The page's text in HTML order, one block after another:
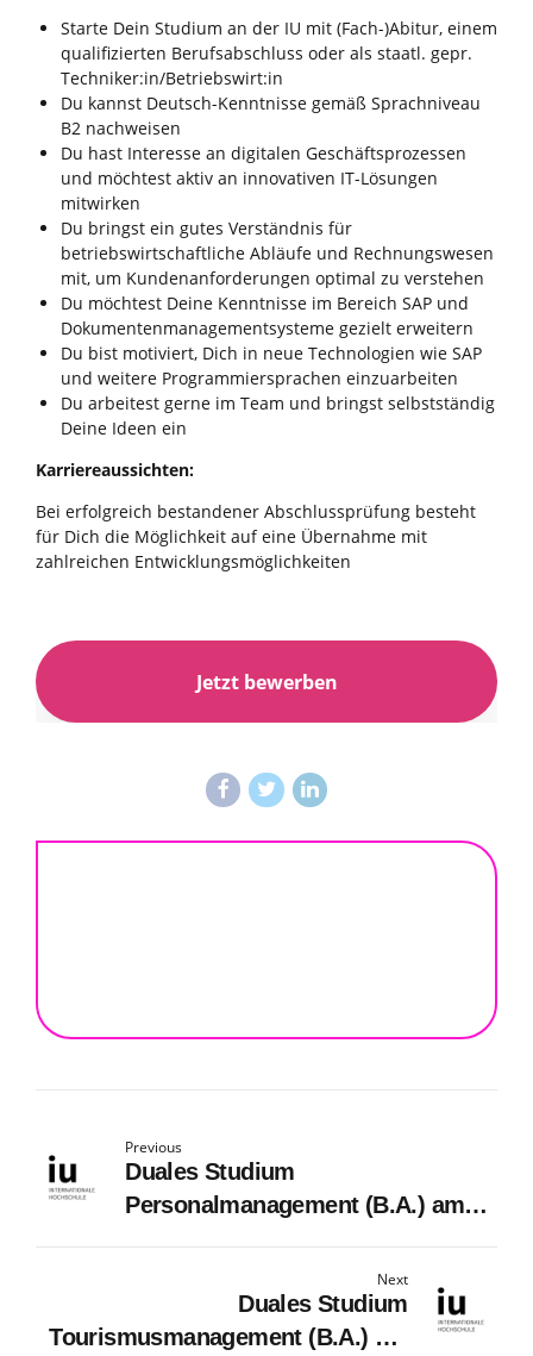
Starte Dein Studium an der IU mit (Fach-)Abitur, einem
qualifizierten Berufsabschluss oder als staatl. gepr.
Techniker:in/Betriebswirt:in
Du kannst Deutsch-Kenntnisse gemäß Sprachniveau
B2 nachweisen
Du hast Interesse an digitalen Geschäftsprozessen
und möchtest aktiv an innovativen IT-Lösungen
mitwirken
Du bringst ein gutes Verständnis für
betriebswirtschaftliche Abläufe und Rechnungswesen
mit, um Kundenanforderungen optimal zu verstehen
Du möchtest Deine Kenntnisse im Bereich SAP und
Dokumentenmanagementsysteme gezielt erweitern
Du bist motiviert, Dich in neue Technologien wie SAP
und weitere Programmiersprachen einzuarbeiten
Du arbeitest gerne im Team und bringst selbstständig
Deine Ideen ein
Karriereaussichten:
Bei erfolgreich bestandener Abschlussprüfung besteht
für Dich die Möglichkeit auf eine Übernahme mit
zahlreichen Entwicklungsmöglichkeiten
Previous
Duales Studium
Personalmanagement (B.A.) am
Next
Duales Studium
Tourismusmanagement (B.A.) am